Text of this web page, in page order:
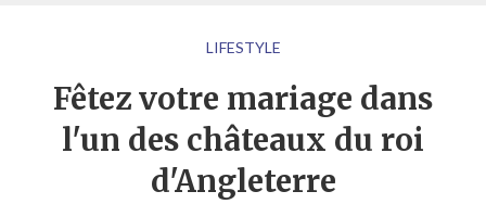
LIFESTYLE
Fêtez votre mariage dans
l'un des châteaux du roi
d'Angleterre